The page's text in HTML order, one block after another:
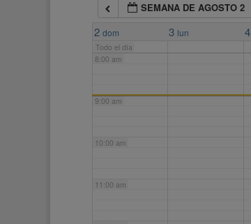
SEMANA DE AGOSTO 2
2 dom 3 lun 4
Todo el día
7:00 am
8:00 am
9:00 am
10:00 am
11:00 am